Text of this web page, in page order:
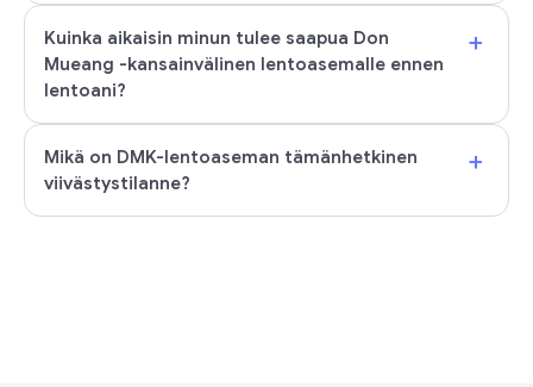
Kuinka aikaisin minun tulee saapua Don
Mueang -kansainvälinen lentoasemalle ennen
lentoani?
+
Mikä on DMK-lentoaseman tämänhetkinen
viivästystilanne?
+